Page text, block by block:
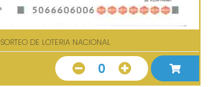
SORTEO DE LOTERIA NACIONAL
0